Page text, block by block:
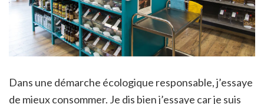
Dans une démarche écologique responsable, j’essaye
de mieux consommer. Je dis bien j’essaye car je suis